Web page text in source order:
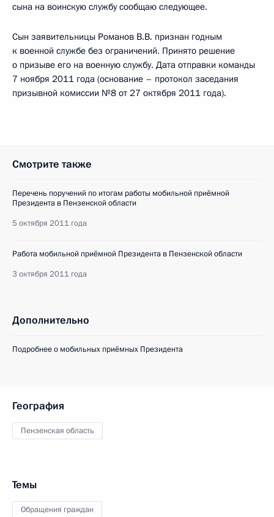
сына на воинскую службу сообщаю следующее.
Сын заявительницы Романов В.В. признан годным
к военной службе без ограничений. Принято решение
о призыве его на военную службу. Дата отправки команды
7 ноября 2011 года (основание – протокол заседания
призывной комиссии №8 от 27 октября 2011 года).
Смотрите также
Перечень поручений по итогам работы мобильной приёмной
Президента в Пензенской области
5 октября 2011 года
Работа мобильной приёмной Президента в Пензенской области
3 октября 2011 года
Дополнительно
Подробнее о мобильных приёмных Президента
География
Пензенская область
Темы
Обращения граждан